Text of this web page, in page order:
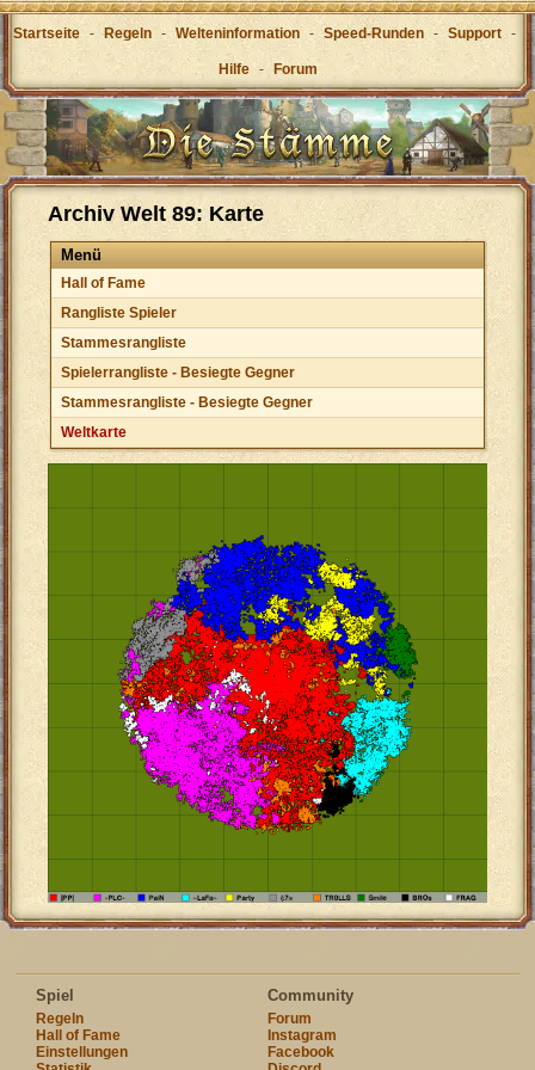
Startseite - Regeln - Welteninformation - Speed-Runden - Support -
Hilfe - Forum
Archiv Welt 89: Karte
Menü
Hall of Fame
Rangliste Spieler
Stammesrangliste
Spielerrangliste - Besiegte Gegner
Stammesrangliste - Besiegte Gegner
Weltkarte
Spiel
Regeln
Hall of Fame
Einstellungen
Community
Forum
Instagram
Facebook